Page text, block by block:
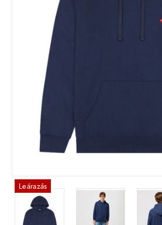
Leárazás